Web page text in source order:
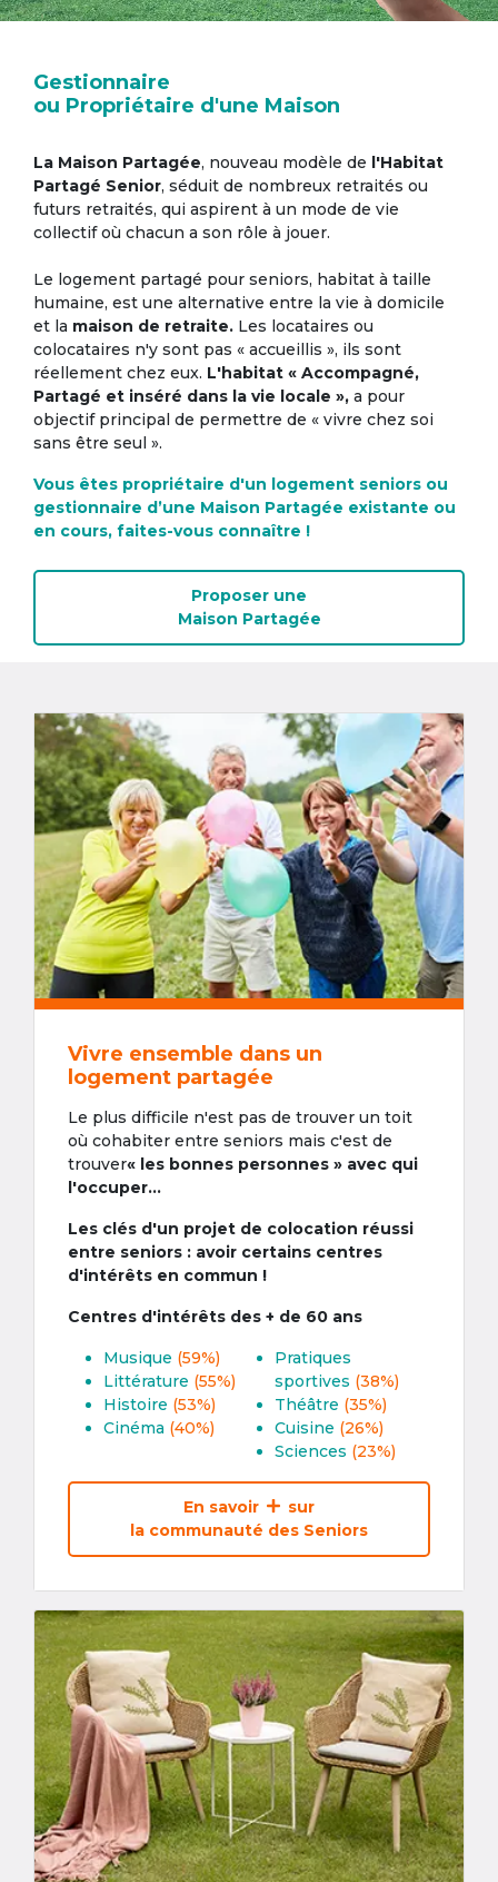
Gestionnaire
ou Propriétaire d'une Maison
La Maison Partagée, nouveau modèle de l'Habitat
Partagé Senior, séduit de nombreux retraités ou
futurs retraités, qui aspirent à un mode de vie
collectif où chacun a son rôle à jouer.
Le logement partagé pour seniors, habitat à taille
humaine, est une alternative entre la vie à domicile
et la maison de retraite. Les locataires ou
colocataires n'y sont pas « accueillis », ils sont
réellement chez eux. L'habitat « Accompagné,
Partagé et inséré dans la vie locale », a pour
objectif principal de permettre de « vivre chez soi
sans être seul ».
Vous êtes propriétaire d'un logement seniors ou
gestionnaire d’une Maison Partagée existante ou
en cours, faites-vous connaître !
Proposer une
Maison Partagée
Vivre ensemble dans un
logement partagée
Le plus difficile n'est pas de trouver un toit
où cohabiter entre seniors mais c'est de
trouver« les bonnes personnes » avec qui
l'occuper...
Les clés d'un projet de colocation réussi
entre seniors : avoir certains centres
d'intérêts en commun !
Centres d'intérêts des + de 60 ans
Musique (59%)
Littérature (55%)
Histoire (53%)
Cinéma (40%)
Pratiques
sportives (38%)
Théâtre (35%)
Cuisine (26%)
Sciences (23%)
En savoir
sur
la communauté des Seniors